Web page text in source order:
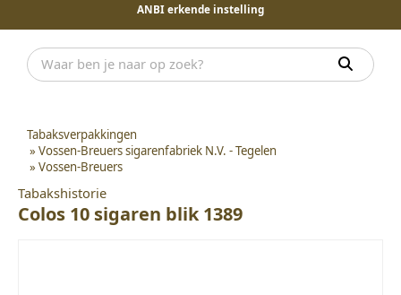
ANBI erkende instelling
Tabaksverpakkingen
» Vossen-Breuers sigarenfabriek N.V. - Tegelen
» Vossen-Breuers
Tabakshistorie
Colos 10 sigaren blik 1389